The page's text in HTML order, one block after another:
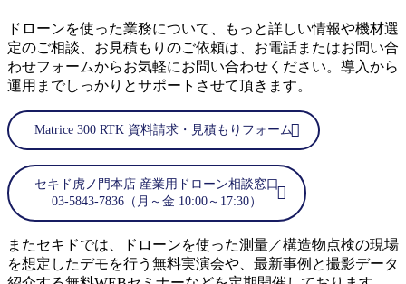
ドローンを使った業務について、もっと詳しい情報や機材選
定のご相談、お見積もりのご依頼は、お電話またはお問い合
わせフォームからお気軽にお問い合わせください。導入から
運用までしっかりとサポートさせて頂きます。
Matrice 300 RTK 資料請求・見積もりフォーム
セキド虎ノ門本店 産業用ドローン相談窓口
03-5843-7836（月～金 10:00～17:30）
またセキドでは、ドローンを使った測量／構造物点検の現場
を想定したデモを行う無料実演会や、最新事例と撮影データ